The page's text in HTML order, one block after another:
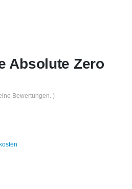
Absolute Zero
Bewertungen. )